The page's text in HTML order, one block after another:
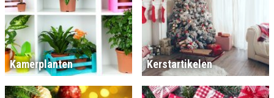
Kamerplanten Kerstartikelen